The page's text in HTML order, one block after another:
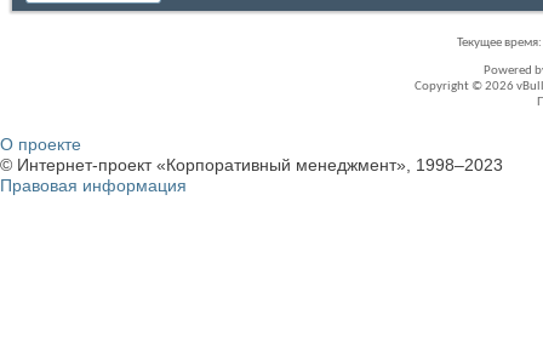
Текущее время:
Powered
Copyright © 2026
О проекте
© Интернет-проект «Корпоративный менеджмент», 1998–2023
Правовая информация